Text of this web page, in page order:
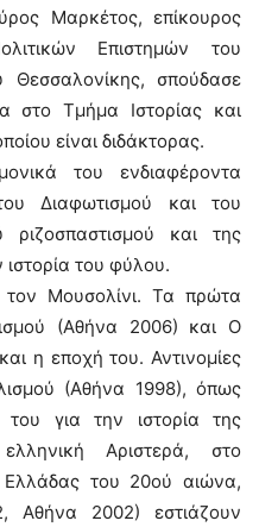
Μαρκέτος, επίκουρος
Επιστημών του
Θεσσαλονίκης, σπούδασε
στο Τμήμα Ιστορίας και
είναι διδάκτορας.
του ενδιαφέροντα
Διαφωτισμού και του
ριζοσπαστισμού και της
του φύλου.
Μουσολίνι. Τα πρώτα
(Αθήνα 2006) και Ο
η εποχή του. Αντινομίες
(Αθήνα 1998), όπως
για την ιστορία της
Αριστερά, στο
Ελλάδας του 20ού αιώνα,
Αθήνα 2002) εστιάζουν